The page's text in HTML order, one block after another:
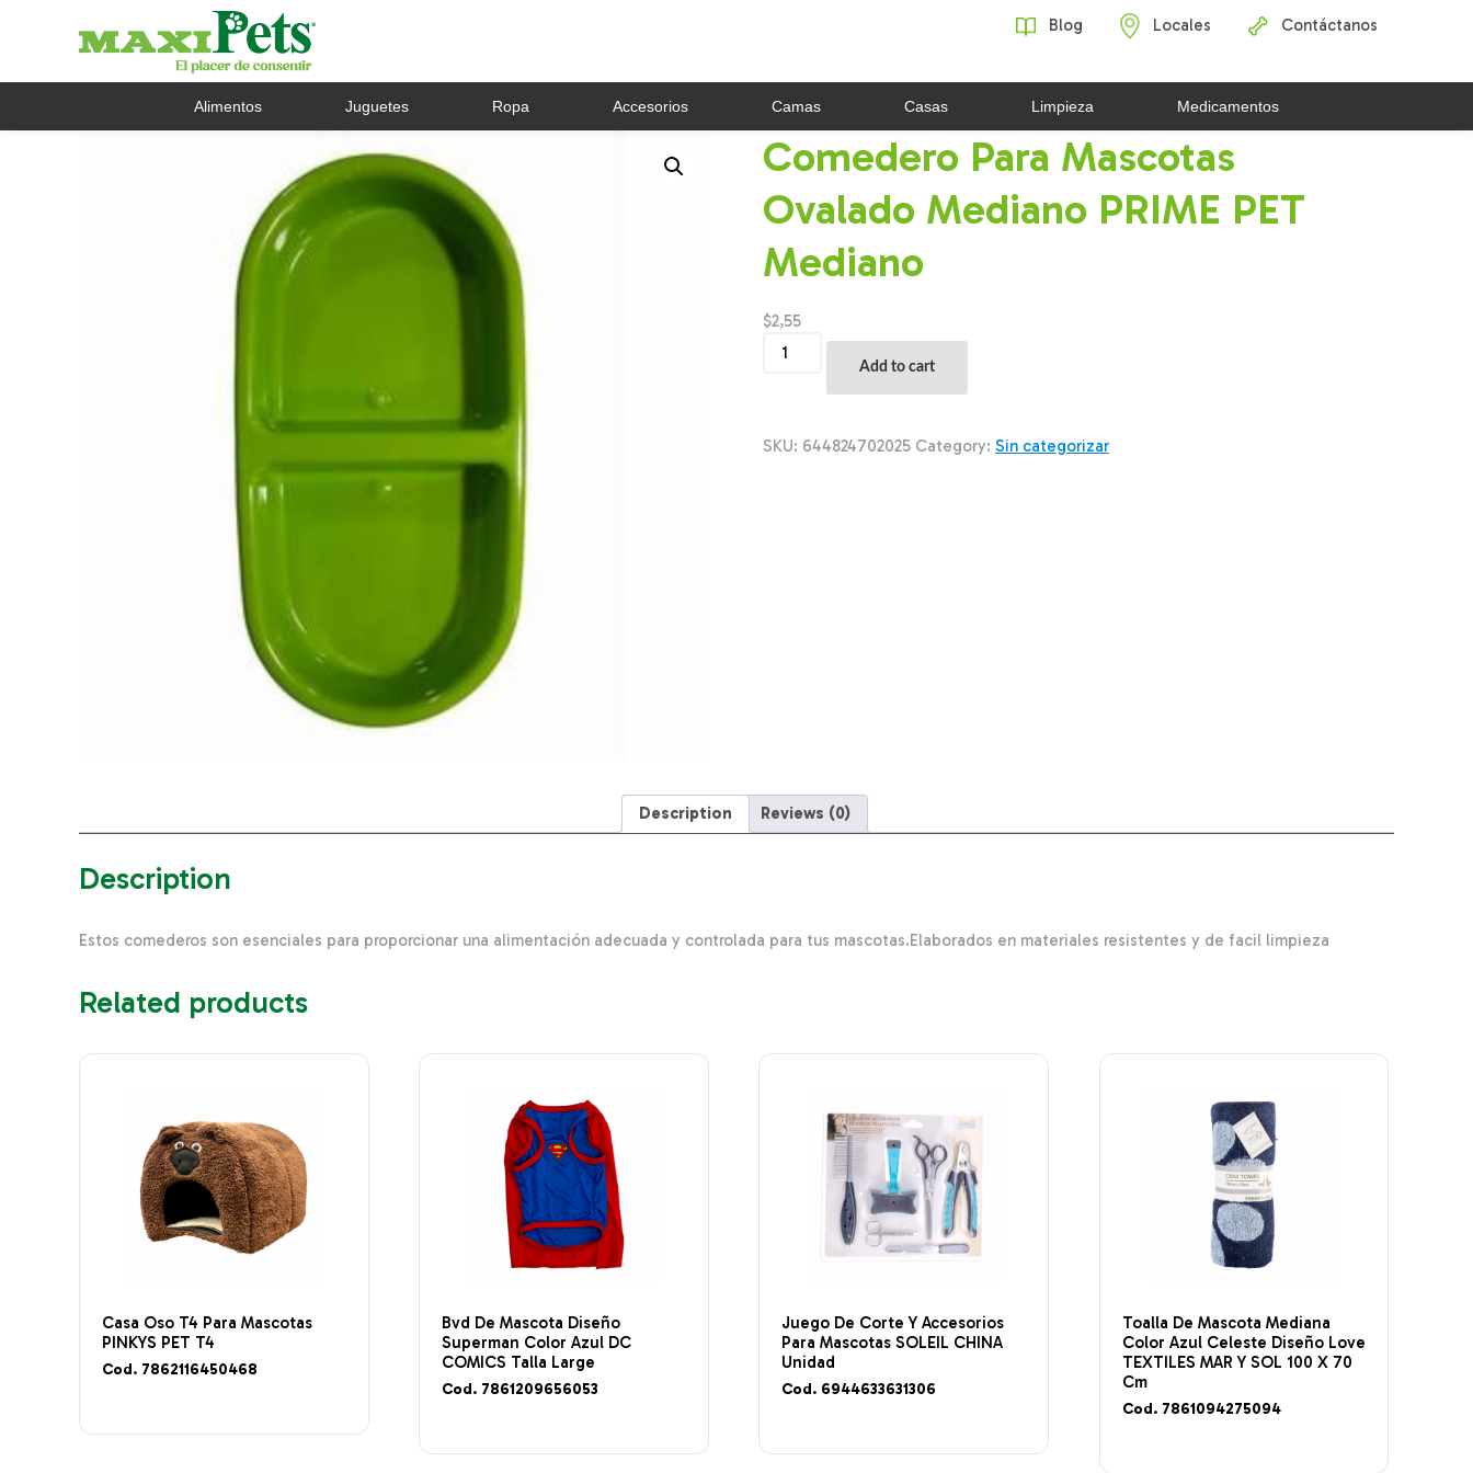
Blog Locales Contáctanos
Alimentos Juguetes Ropa Accesorios Camas Casas Limpieza Medicamentos
Comedero Para Mascotas
Ovalado Mediano PRIME PET
Mediano
$2,55
Comedero
Para
PRIME
Add to cart
SKU: 644824702025 Category: Sin categorizar
Description Reviews (0)
Description
Estos comederos son esenciales para proporcionar una alimentación adecuada y controlada para tus mascotas.Elaborados en materiales resistentes y de facil limpieza
Related products
Casa Oso T4 Para Mascotas
PINKYS PET T4
Cod. 7862116450468
Bvd De Mascota Diseño
Superman Color Azul DC
COMICS Talla Large
Cod. 7861209656053
Juego De Corte Y Accesorios
Para Mascotas SOLEIL CHINA
Unidad
Cod. 6944633631306
Toalla De Mascota Mediana
Color Azul Celeste Diseño Love
TEXTILES MAR Y SOL 100 X 70
Cm
Cod. 7861094275094